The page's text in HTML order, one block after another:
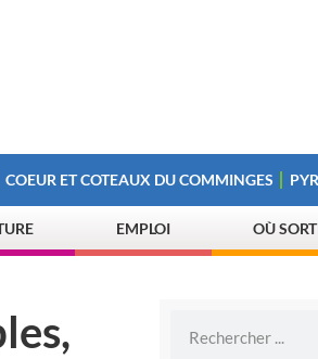
COEUR ET COTEAUX DU COMMINGES
EMPLOI OÙ